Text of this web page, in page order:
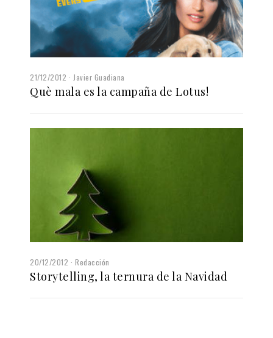
21/12/2012 Javier Guadiana
Què mala es la campaña de Lotus!
20/12/2012 Redacción
Storytelling, la ternura de la Navidad